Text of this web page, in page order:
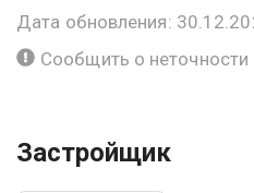
Дата обновления:
Сообщить о неточности
Застройщик